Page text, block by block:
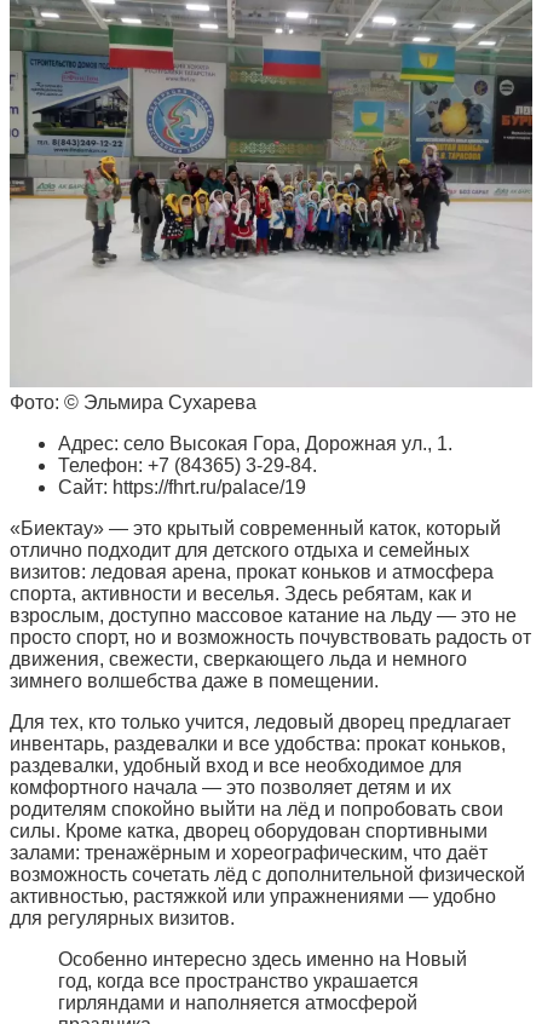
Фото: © Эльмира Сухарева
Адрес: село Высокая Гора, Дорожная ул., 1.
Телефон: +7 (84365) 3-29-84.
Сайт: https://fhrt.ru/palace/19
«Биектау» — это крытый современный каток, который
отлично подходит для детского отдыха и семейных
визитов: ледовая арена, прокат коньков и атмосфера
спорта, активности и веселья. Здесь ребятам, как и
взрослым, доступно массовое катание на льду — это не
просто спорт, но и возможность почувствовать радость от
движения, свежести, сверкающего льда и немного
зимнего волшебства даже в помещении.
Для тех, кто только учится, ледовый дворец предлагает
инвентарь, раздевалки и все удобства: прокат коньков,
раздевалки, удобный вход и все необходимое для
комфортного начала — это позволяет детям и их
родителям спокойно выйти на лёд и попробовать свои
силы. Кроме катка, дворец оборудован спортивными
залами: тренажёрным и хореографическим, что даёт
возможность сочетать лёд с дополнительной физической
активностью, растяжкой или упражнениями — удобно
для регулярных визитов.
Особенно интересно здесь именно на Новый
год, когда все пространство украшается
гирляндами и наполняется атмосферой